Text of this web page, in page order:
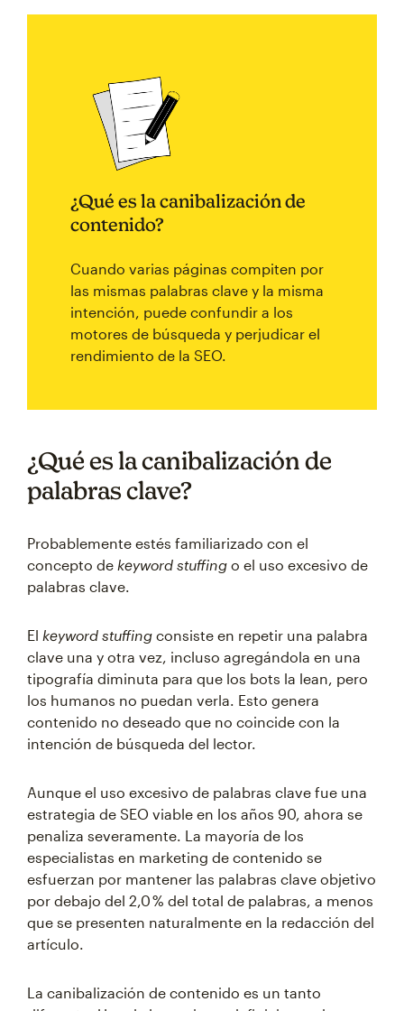
¿Qué es la canibalización de
contenido?
Cuando varias páginas compiten por
las mismas palabras clave y la misma
intención, puede confundir a los
motores de búsqueda y perjudicar el
rendimiento de la SEO.
¿Qué es la canibalización de
palabras clave?
Probablemente estés familiarizado con el
concepto de keyword stuffing o el uso excesivo de
palabras clave.
El keyword stuffing consiste en repetir una palabra
clave una y otra vez, incluso agregándola en una
tipografía diminuta para que los bots la lean, pero
los humanos no puedan verla. Esto genera
contenido no deseado que no coincide con la
intención de búsqueda del lector.
Aunque el uso excesivo de palabras clave fue una
estrategia de SEO viable en los años 90, ahora se
penaliza severamente. La mayoría de los
especialistas en marketing de contenido se
esfuerzan por mantener las palabras clave objetivo
por debajo del 2,0 % del total de palabras, a menos
que se presenten naturalmente en la redacción del
artículo.
La canibalización de contenido es un tanto